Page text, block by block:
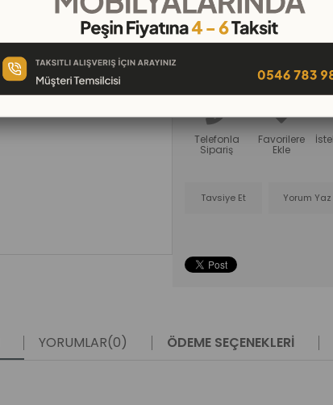
Telefonla
Sipariş
Favorilere
Ekle
Tavsiye Et Yorum Yaz
YORUMLAR(0) ÖDEME SEÇENEKLERI